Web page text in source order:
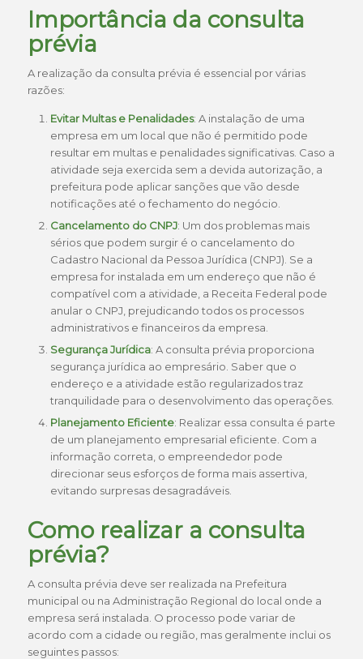
Importância da consulta
prévia
A realização da consulta prévia é essencial por várias
razões:
Evitar Multas e Penalidades: A instalação de uma
empresa em um local que não é permitido pode
resultar em multas e penalidades significativas. Caso a
atividade seja exercida sem a devida autorização, a
prefeitura pode aplicar sanções que vão desde
notificações até o fechamento do negócio.
Cancelamento do CNPJ: Um dos problemas mais
sérios que podem surgir é o cancelamento do
Cadastro Nacional da Pessoa Jurídica (CNPJ). Se a
empresa for instalada em um endereço que não é
compatível com a atividade, a Receita Federal pode
anular o CNPJ, prejudicando todos os processos
administrativos e financeiros da empresa.
Segurança Jurídica: A consulta prévia proporciona
segurança jurídica ao empresário. Saber que o
endereço e a atividade estão regularizados traz
tranquilidade para o desenvolvimento das operações.
Planejamento Eficiente: Realizar essa consulta é parte
de um planejamento empresarial eficiente. Com a
informação correta, o empreendedor pode
direcionar seus esforços de forma mais assertiva,
evitando surpresas desagradáveis.
Como realizar a consulta
prévia?
A consulta prévia deve ser realizada na Prefeitura
municipal ou na Administração Regional do local onde a
empresa será instalada. O processo pode variar de
acordo com a cidade ou região, mas geralmente inclui os
seguintes passos: